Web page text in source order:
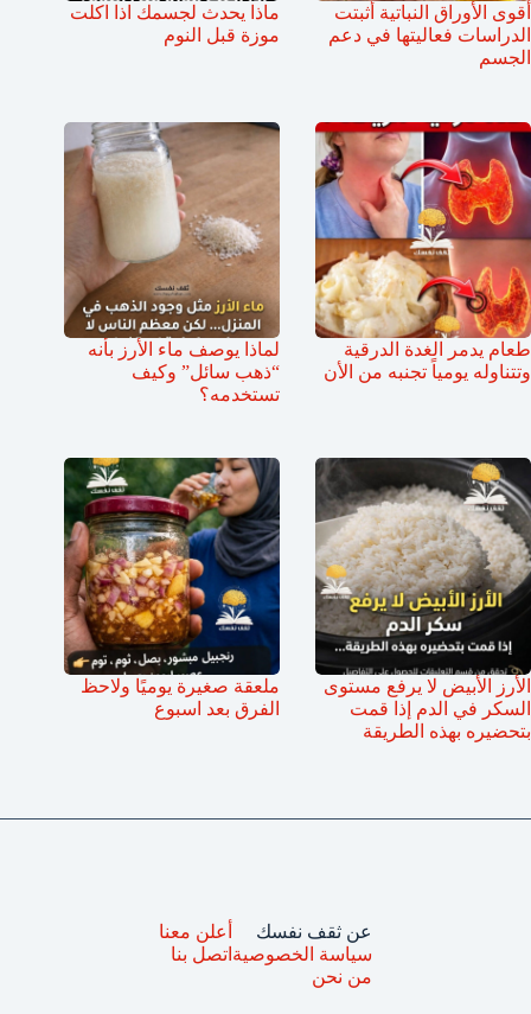
أقوى الأوراق النباتية أثبتت
الدراسات فعاليتها في دعم
الجسم
ماذا يحدث لجسمك اذا اكلت
موزة قبل النوم
طعام يدمر الغدة الدرقية
وتتناوله يومياً تجنبه من الأن
لماذا يوصف ماء الأرز بأنه
“ذهب سائل” وكيف
تستخدمه؟
الأرز الأبيض لا يرفع مستوى
السكر في الدم إذا قمت
بتحضيره بهذه الطريقة
ملعقة صغيرة يوميًا ولاحظ
الفرق بعد اسبوع
عن ثقف نفسك
سياسة الخصوصية
من نحن
أعلن معنا
اتصل بنا